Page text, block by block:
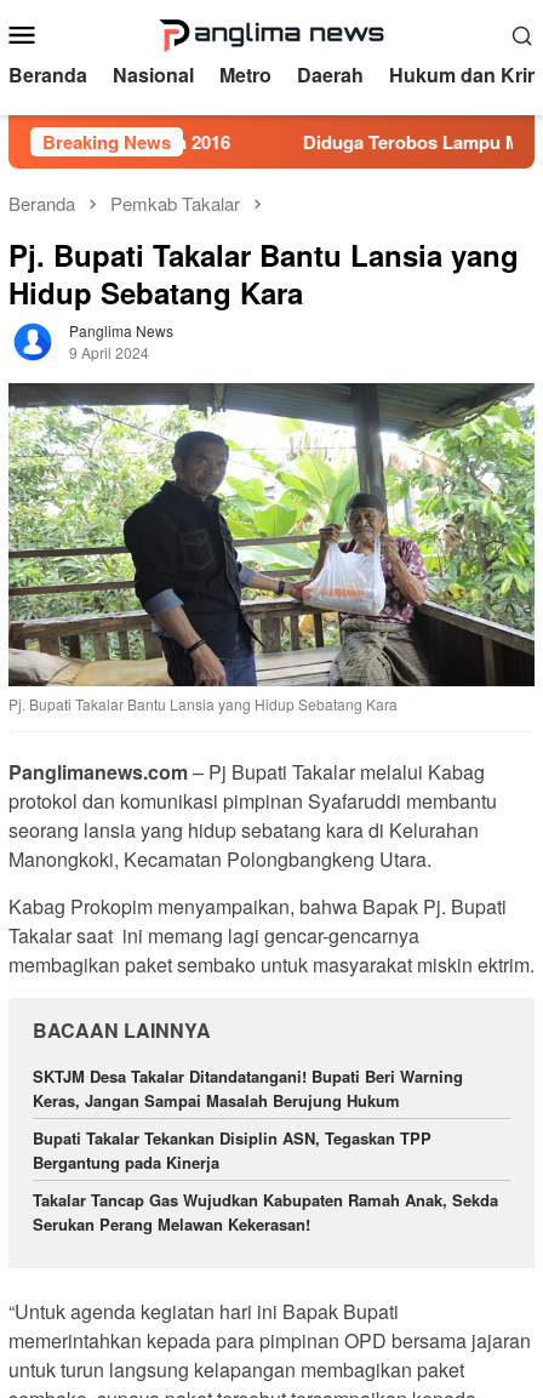
ke
kontenMobile
Beranda Nasional Metro Daerah Hukum dan
Breaking News
5 Tahun 2016 Diduga Terobos Lampu Merah,
Beranda Pemkab Takalar
Pj. Bupati Takalar Bantu Lansia yang
Hidup Sebatang Kara
Panglima News
9 April 2024
Pj. Bupati Takalar Bantu Lansia yang Hidup Sebatang Kara
Panglimanews.com– Pj Bupati Takalar melalui Kabag
protokol dan komunikasi pimpinan Syafaruddi membantu
seorang lansia yang hidup sebatang kara di Kelurahan
Manongkoki, Kecamatan Polongbangkeng Utara.
Kabag Prokopim menyampaikan, bahwa Bapak Pj. Bupati
Takalar saat ini memang lagi gencar-gencarnya
membagikan paket sembako untuk masyarakat miskin ektrim.
BACAAN LAINNYA
SKTJM Desa Takalar Ditandatangani! Bupati Beri Warning
Keras, Jangan Sampai Masalah Berujung Hukum
Bupati Takalar Tekankan Disiplin ASN, Tegaskan TPP
Bergantung pada Kinerja
Takalar Tancap Gas Wujudkan Kabupaten Ramah Anak, Sekda
Serukan Perang Melawan Kekerasan!
“Untuk agenda kegiatan hari ini Bapak Bupati
memerintahkan kepada para pimpinan OPD bersama jajaran
untuk turun langsung kelapangan membagikan paket